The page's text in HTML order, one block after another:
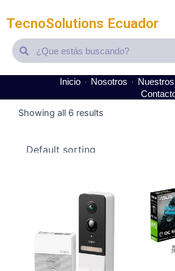
TecnoSolutions Ecuador
SearchSearch
Inicio Nosotros
Showing all 6 results